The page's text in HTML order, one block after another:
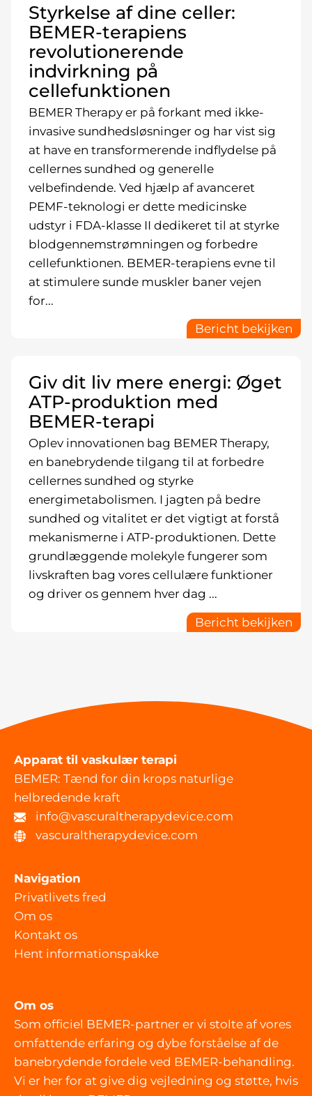
Styrkelse af dine celler:
BEMER-terapiens
revolutionerende
indvirkning på
cellefunktionen
BEMER Therapy er på forkant med ikke-
invasive sundhedsløsninger og har vist sig
at have en transformerende indflydelse på
cellernes sundhed og generelle
velbefindende. Ved hjælp af avanceret
PEMF-teknologi er dette medicinske
udstyr i FDA-klasse II dedikeret til at styrke
blodgennemstrømningen og forbedre
cellefunktionen. BEMER-terapiens evne til
at stimulere sunde muskler baner vejen
for...
Bericht bekijken
Giv dit liv mere energi: Øget
ATP-produktion med
BEMER-terapi
Oplev innovationen bag BEMER Therapy,
en banebrydende tilgang til at forbedre
cellernes sundhed og styrke
energimetabolismen. I jagten på bedre
sundhed og vitalitet er det vigtigt at forstå
mekanismerne i ATP-produktionen. Dette
grundlæggende molekyle fungerer som
livskraften bag vores cellulære funktioner
og driver os gennem hver dag ...
Bericht bekijken
Apparat til vaskulær terapi
BEMER: Tænd for din krops naturlige
helbredende kraft
info@vascuraltherapydevice.com
vascuraltherapydevice.com
Navigation
Privatlivets fred
Om os
Kontakt os
Hent informationspakke
Om os
Som officiel BEMER-partner er vi stolte af vores
omfattende erfaring og dybe forståelse af de
banebrydende fordele ved BEMER-behandling.
Vi er her for at give dig vejledning og støtte, hvis